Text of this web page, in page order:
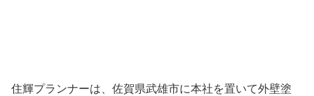
住輝プランナーは、佐賀県武雄市に本社を置いて外壁塗